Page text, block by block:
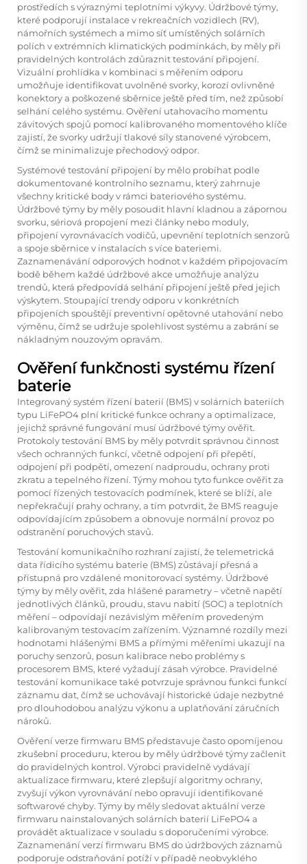
prostředích s výraznými teplotními výkyvy. Údržbové týmy,
které podporují instalace v rekreačních vozidlech (RV),
námořních systémech a mimo síť umístěných solárních
polích v extrémních klimatických podmínkách, by měly při
pravidelných kontrolách zdůraznit testování připojení.
Vizuální prohlídka v kombinaci s měřením odporu
umožňuje identifikovat uvolněné svorky, korozí ovlivněné
konektory a poškozené sběrnice ještě před tím, než způsobí
selhání celého systému. Ověření utahovacího momentu
závitových spojů pomocí kalibrovaného momentového klíče
zajistí, že svorky udržují tlakové síly stanovené výrobcem,
čímž se minimalizuje přechodový odpor.
Systémové testování připojení by mělo probíhat podle
dokumentované kontrolního seznamu, který zahrnuje
všechny kritické body v rámci bateriového systému.
Údržbové týmy by měly posoudit hlavní kladnou a zápornou
svorku, sériová propojení mezi články nebo moduly,
připojení vyrovnávacích vodičů, upevnění teplotních senzorů
a spoje sběrnice v instalacích s více bateriemi.
Zaznamenávání odporových hodnot v každém připojovacím
bodě během každé údržbové akce umožňuje analýzu
trendů, která předpovídá selhání připojení ještě před jejich
výskytem. Stoupající trendy odporu v konkrétních
připojeních spouštějí preventivní opětovné utahování nebo
výměnu, čímž se udržuje spolehlivost systému a zabrání se
nákladným nouzovým opravám.
Ověření funkčnosti systému řízení
baterie
Integrovaný systém řízení baterií (BMS) v solárních bateriích
typu LiFePO4 plní kritické funkce ochrany a optimalizace,
jejichž správné fungování musí údržbové týmy ověřit.
Protokoly testování BMS by měly potvrdit správnou činnost
všech ochranných funkcí, včetně odpojení při přepětí,
odpojení při podpětí, omezení nadproudu, ochrany proti
zkratu a tepelného řízení. Týmy mohou tyto funkce ověřit za
pomocí řízených testovacích podmínek, které se blíží, ale
nepřekračují prahy ochrany, a tím potvrdit, že BMS reaguje
odpovídajícím způsobem a obnovuje normální provoz po
odstranění poruchových stavů.
Testování komunikačního rozhraní zajistí, že telemetrická
data řídicího systému baterie (BMS) zůstávají přesná a
přístupná pro vzdálené monitorovací systémy. Údržbové
týmy by měly ověřit, zda hlášené parametry – včetně napětí
jednotlivých článků, proudu, stavu nabití (SOC) a teplotních
měření – odpovídají nezávislým měřením provedeným
kalibrovaným testovacím zařízením. Významné rozdíly mezi
hodnotami hlášenými BMS a přímými měřeními ukazují na
poruchy senzorů, posun kalibrace nebo problémy s
procesorem BMS, které vyžadují zásah výrobce. Pravidelné
testování komunikace také potvrzuje správnou funkci funkcí
záznamu dat, čímž se uchovávají historické údaje nezbytné
pro dlouhodobou analýzu výkonu a uplatňování záručních
nároků.
Ověření verze firmwaru BMS představuje často opomíjenou
zkušební proceduru, kterou by měly údržbové týmy začlenit
do pravidelných kontrol. Výrobci pravidelně vydávají
aktualizace firmwaru, které zlepšují algoritmy ochrany,
zvyšují výkon vyrovnávání nebo opravují identifikované
softwarové chyby. Týmy by měly sledovat aktuální verze
firmwaru nainstalovaných solárních baterií LiFePO4 a
provádět aktualizace v souladu s doporučeními výrobce.
Zaznamenání verzí firmwaru BMS do údržbových záznamů
podporuje odstraňování potíží v případě neobvyklého